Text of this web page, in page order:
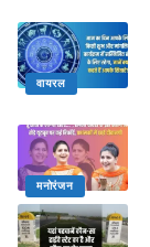
वायरल
मनोरंजन